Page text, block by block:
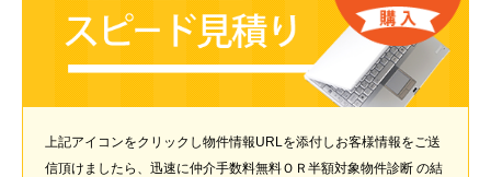
上記アイコンをクリックし物件情報URLを添付しお客様情報をご送
信頂けましたら、迅速に仲介手数料無料ＯＲ半額対象物件診断 の結